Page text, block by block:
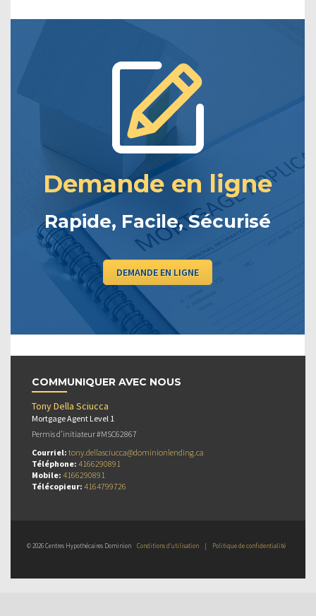
Demande en ligne
Rapide, Facile, Sécurisé
DEMANDE EN LIGNE
COMMUNIQUER AVEC NOUS
Tony Della Sciucca
Mortgage Agent Level 1
Permis d’initiateur #MSC62867
Courriel: tony.dellasciucca@dominionlending.ca
Téléphone: 4166290891
Mobile: 4166290891
Télécopieur: 4164799726
© 2026 Centres Hypothécaires Dominion Conditions d’utilisation | Politique de confidentialité